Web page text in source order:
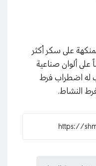
على سكر أكثر
ألوان صناعية
له اضطراب فرط
النشاط.